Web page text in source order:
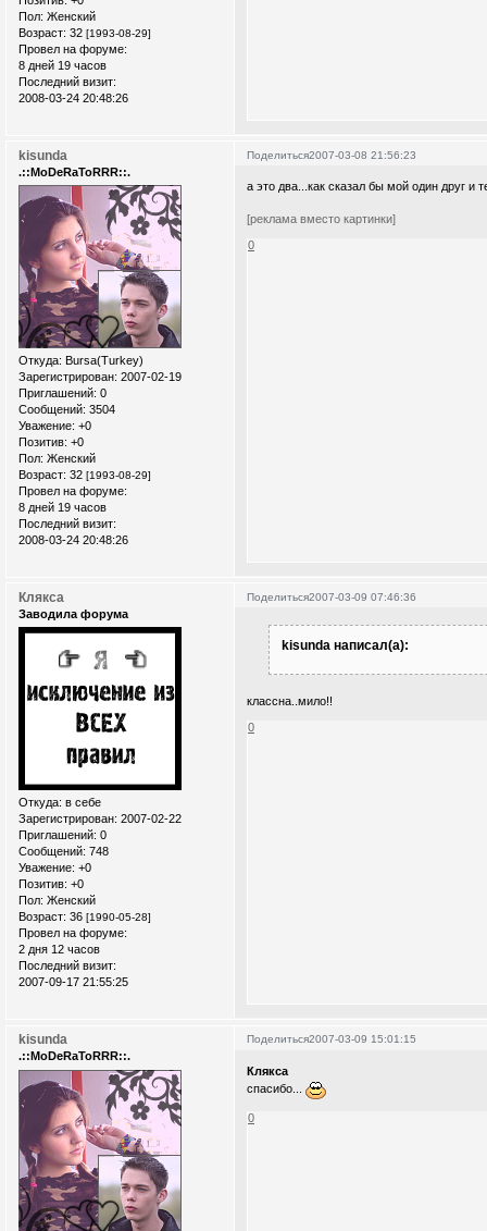
Пол: Женский
Возраст: 32 [1993-08-29]
Провел на форуме:
8 дней 19 часов
Последний визит:
2008-03-24 20:48:26
Поделиться2007-03-08 21:56:23
kisunda
.::MoDeRaToRRR::.
Откуда: Bursa(Turkey)
Зарегистрирован: 2007-02-19
Приглашений: 0
Сообщений: 3504
Уважение: +0
Позитив: +0
Пол: Женский
Возраст: 32 [1993-08-29]
Провел на форуме:
8 дней 19 часов
Последний визит:
2008-03-24 20:48:26
а это два...как сказал бы мой один друг и
[реклама вместо картинки]
0
Поделиться2007-03-09 07:46:36
Клякса
Заводила форума
Откуда: в себе
Зарегистрирован: 2007-02-22
Приглашений: 0
Сообщений: 748
Уважение: +0
Позитив: +0
Пол: Женский
Возраст: 36 [1990-05-28]
Провел на форуме:
2 дня 12 часов
Последний визит:
2007-09-17 21:55:25
kisunda написал(а):
классна..мило!!
0
Поделиться2007-03-09 15:01:15
kisunda
.::MoDeRaToRRR::.
Клякса
спасибо...
0